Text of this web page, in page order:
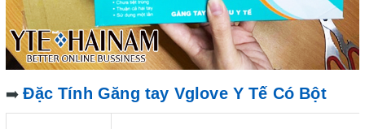
➡️Đặc Tính Găng tay Vglove Y Tế Có Bột